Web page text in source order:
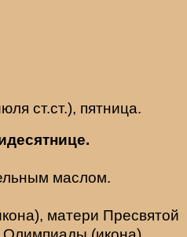
ст.ст.), пятница.
маслом.
), матери Пресвятой